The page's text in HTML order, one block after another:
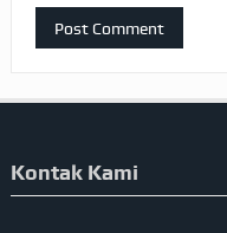
Kontak Kami